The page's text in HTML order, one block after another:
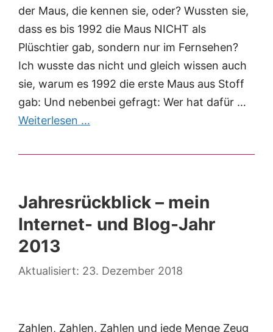
der Maus, die kennen sie, oder? Wussten sie,
dass es bis 1992 die Maus NICHT als
Plüschtier gab, sondern nur im Fernsehen?
Ich wusste das nicht und gleich wissen auch
sie, warum es 1992 die erste Maus aus Stoff
gab: Und nebenbei gefragt: Wer hat dafür …
Weiterlesen …
Jahresrückblick – mein
Internet- und Blog-Jahr
2013
23. Dezember 2018
Zahlen, Zahlen, Zahlen und jede Menge Zeug